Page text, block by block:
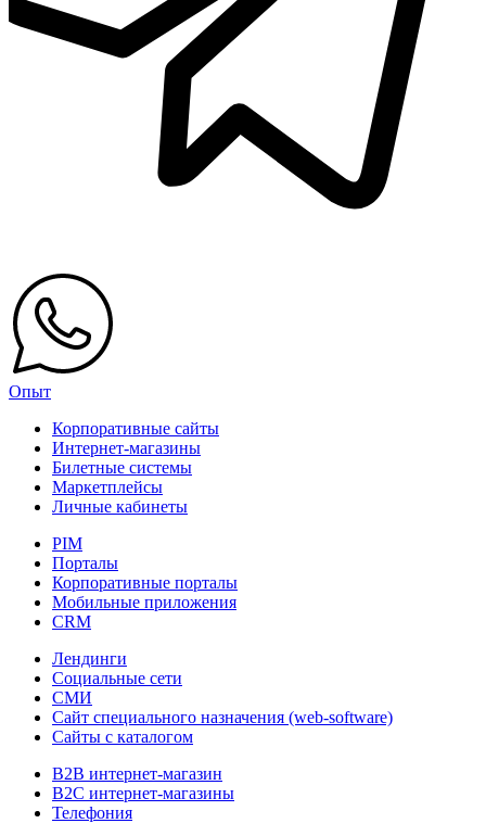
Опыт
Корпоративные сайты
Интернет-магазины
Билетные системы
Маркетплейсы
Личные кабинеты
PIM
Порталы
Корпоративные порталы
Мобильные приложения
CRM
Лендинги
Социальные сети
СМИ
Сайт специального назначения (web-software)
Сайты с каталогом
B2B интернет-магазин
B2C интернет-магазины
Телефония